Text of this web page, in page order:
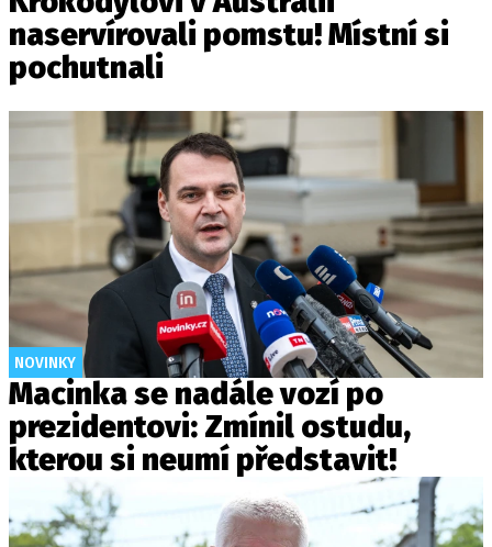
naservírovali pomstu! Místní si
pochutnali
NOVINKY
Macinka se nadále vozí po
prezidentovi: Zmínil ostudu,
kterou si neumí představit!